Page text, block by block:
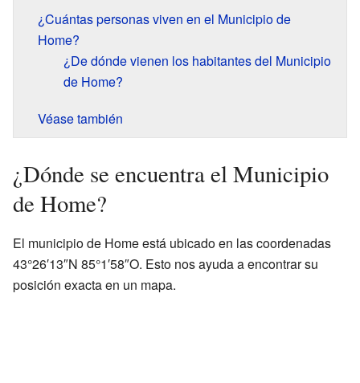
¿Cuántas personas viven en el Municipio de
Home?
¿De dónde vienen los habitantes del Municipio
de Home?
Véase también
¿Dónde se encuentra el Municipio
de Home?
El municipio de Home está ubicado en las coordenadas
43°26′13″N 85°1′58″O. Esto nos ayuda a encontrar su
posición exacta en un mapa.